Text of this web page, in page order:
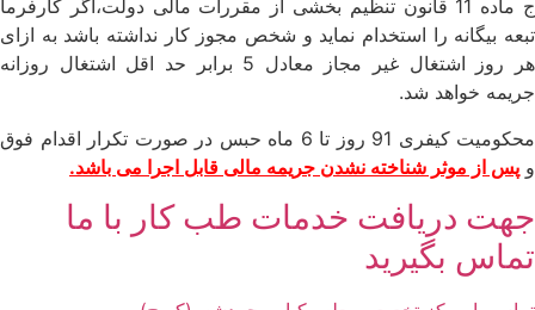
ج ماده 11 قانون تنظیم بخشی از مقررات مالی دولت،اگر کارفرما
تبعه بیگانه را استخدام نماید و شخص مجوز کار نداشته باشد به ازای
هر روز اشتغال غیر مجاز معادل 5 برابر حد اقل اشتغال روزانه
جریمه خواهد شد.
محکومیت کیفری 91 روز تا 6 ماه حبس در صورت تکرار اقدام فوق
و پس از موثر شناخته نشدن جریمه مالی قابل اجرا می باشد.
جهت دریافت خدمات طب کار با ما
تماس بگیرید